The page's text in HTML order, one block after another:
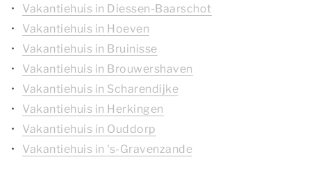
Vakantiehuis in Diessen-Baarschot
Vakantiehuis in Hoeven
Vakantiehuis in Bruinisse
Vakantiehuis in Brouwershaven
Vakantiehuis in Scharendijke
Vakantiehuis in Herkingen
Vakantiehuis in Ouddorp
Vakantiehuis in 's-Gravenzande